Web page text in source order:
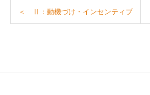
＜ Ⅱ：動機づけ・インセンティブ